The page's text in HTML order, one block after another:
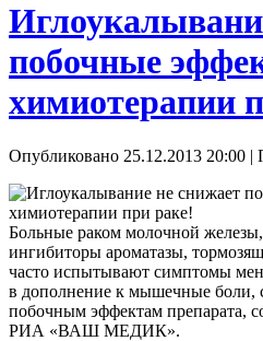
побочные
химиотерапии
Опубликовано 25.12.2013 20:00 |
Больные раком молочной
ингибиторы ароматазы,
часто испытывают симптомы
в дополнение к мышечные боли,
побочным эффектам препарата,
РИА «ВАШ МЕДИК».